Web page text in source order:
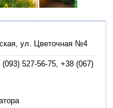
ул. Цветочная №4
527-56-75, +38 (067)